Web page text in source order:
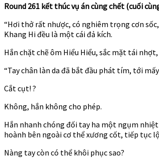
thám
thê
–
Ch
261
Round 261 kết thúc vụ án cùng chết (cuối
“Hơi thở rất nhược, có nghiêm trọng cơn
Khang Hi đều là một cái đả kích.
Hắn chặt chẽ ôm Hiểu Hiểu, sắc mặt tái
“Tay chân làn da đã bắt đầu phát tím, tới
Cắt cụt! ?
Không, hắn không cho phép.
Hắn nhanh chóng đối tay ha một ngụm
hoành bên ngoài cơ thể xương cốt, tiếp tục
Nàng tay còn có thể khôi phục sao?